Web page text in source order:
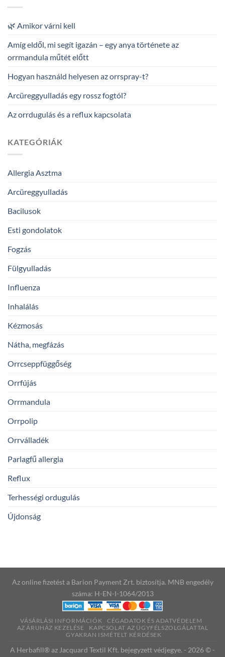
🌿 Amikor várni kell
Amíg eldől, mi segít igazán – egy anya története az
orrmandula műtét előtt
Hogyan használd helyesen az orrspray-t?
Arcüreggyulladás egy rossz fogtól?
Az orrdugulás és a reflux kapcsolata
KATEGÓRIÁK
Allergia Asztma
Arcüreggyulladás
Bacilusok
Esti gondolatok
Fogzás
Fülgyulladás
Influenza
Inhalálás
Kézmosás
Nátha, megfázás
Orrcseppfüggőség
Orrfújás
Orrmandula
Orrpolip
Orrválladék
Parlagfű allergia
Reflux
Terhességi ordugulás
Újdonság
Az online fizetést a Barion Payment Zrt. biztosítja. MNB engedély
száma: H-EN-I-1064/2013
VÁSÁRLÁSI INFORMÁCIÓK
CÉGADATOK ÉS ADATVÉDELEM
AZ ÁRUHÁZ KEZELÉSE
KAPCSOLAT AZ ÜGYFÉLSZOLGÁLATTAL
GYAKRAN ISMÉTELT KÉRDÉSEK
A Herbafill® az Jacquard Textil Kft. bejegyzett védjegye. - 2026 © -